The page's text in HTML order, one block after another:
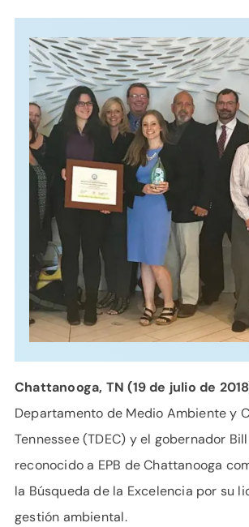
BLOG
APOYO
IDIOMA
Chattanooga, TN (19 de julio de
Departamento de Medio Ambiente y
Tennessee (TDEC) y el gobernador
reconocido a EPB de Chattanooga
la Búsqueda de la Excelencia por su
gestión ambiental.